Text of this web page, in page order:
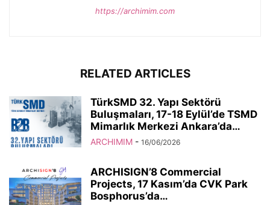
https://archimim.com
RELATED ARTICLES
TürkSMD 32. Yapı Sektörü
Buluşmaları, 17-18 Eylül’de TSMD
Mimarlık Merkezi Ankara’da…
ARCHIMIM - 16/06/2026
ARCHISIGN’8 Commercial
Projects, 17 Kasım’da CVK Park
Bosphorus’da…